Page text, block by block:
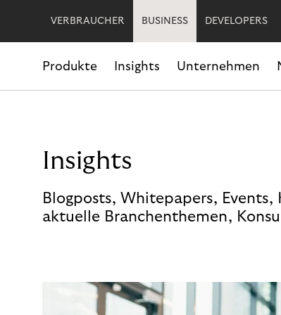
VERBRAUCHER BUSINESS DEVELOPERS
Produkte Insights Unternehmen
Insights
Blogposts, Whitepapers,
aktuelle Branchenthemen,